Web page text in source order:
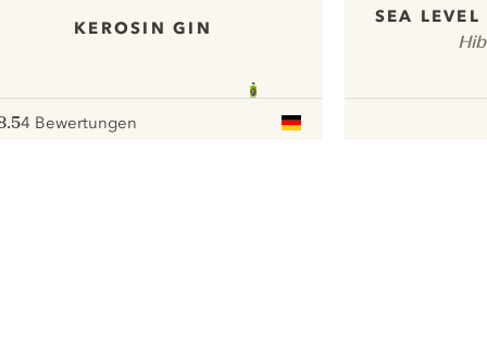
KEROSIN GIN
4 Bewertungen
SEA